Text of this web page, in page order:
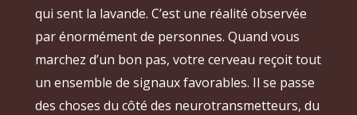
qui sent la lavande. C’est une réalité observée
par énormément de personnes. Quand vous
marchez d’un bon pas, votre cerveau reçoit tout
un ensemble de signaux favorables. Il se passe
des choses du côté des neurotransmetteurs, du